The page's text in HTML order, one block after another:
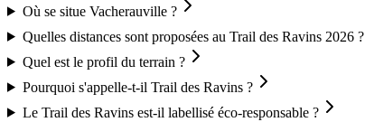
Où se situe Vacherauville ?
Quelles distances sont proposées au Trail des Ravins 2026 ?
Quel est le profil du terrain ?
Pourquoi s'appelle-t-il Trail des Ravins ?
Le Trail des Ravins est-il labellisé éco-responsable ?